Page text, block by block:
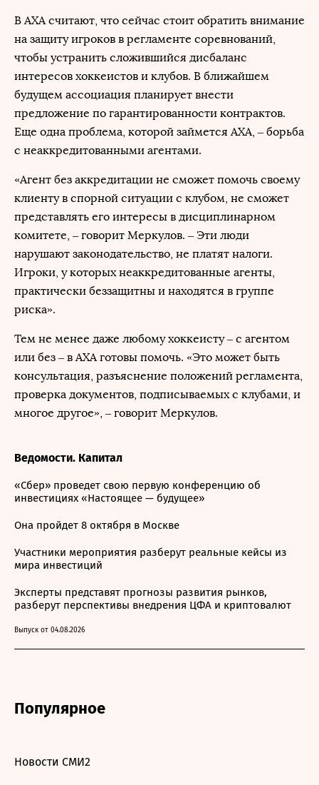
В АХА считают, что сейчас стоит обратить внимание
на защиту игроков в регламенте соревнований,
чтобы устранить сложившийся дисбаланс
интересов хоккеистов и клубов. В ближайшем
будущем ассоциация планирует внести
предложение по гарантированности контрактов.
Еще одна проблема, которой займется АХА, – борьба
с неаккредитованными агентами.
«Агент без аккредитации не сможет помочь своему
клиенту в спорной ситуации с клубом, не сможет
представлять его интересы в дисциплинарном
комитете, – говорит Меркулов. – Эти люди
нарушают законодательство, не платят налоги.
Игроки, у которых неаккредитованные агенты,
практически беззащитны и находятся в группе
риска».
Тем не менее даже любому хоккеисту – с агентом
или без – в АХА готовы помочь. «Это может быть
консультация, разъяснение положений регламента,
проверка документов, подписываемых с клубами, и
многое другое», – говорит Меркулов.
Ведомости. Капитал
«Сбер» проведет свою первую конференцию об
инвестициях «Настоящее — будущее»
Она пройдет 8 октября в Москве
Участники мероприятия разберут реальные кейсы из
мира инвестиций
Эксперты представят прогнозы развития рынков,
разберут перспективы внедрения ЦФА и криптовалют
Выпуск от 04.08.2026
Популярное
Новости СМИ2